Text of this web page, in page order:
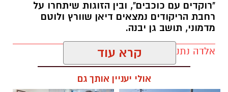
"רוקדים עם כוכבים", ובין הזוגות שיתחרו על
רחבת הריקודים נמצאים דיאן שוורץ ולוטם
מדמוני, תושב גן יבנה.
אלדה נתנאל / 11:19 05.08.26 קרא עוד
אולי יעניין אותך גם